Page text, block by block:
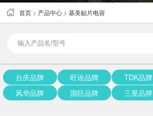
首页 > 产品中心 >基美贴片电容
台庆品牌 旺诠品牌 TDK品牌
风华品牌
国巨品牌 三星品牌